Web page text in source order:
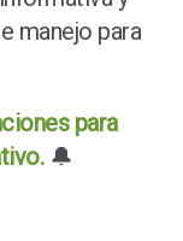
manejo para
para
🔔